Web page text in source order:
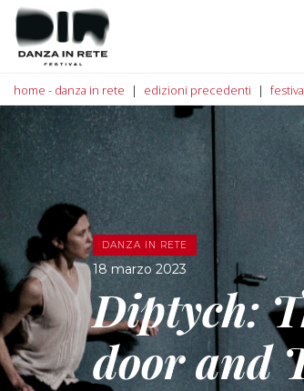
home - danza in rete edizioni precedenti
DANZA IN RETE
18 marzo 2023
Diptych:
door and